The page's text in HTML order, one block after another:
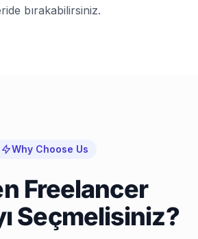
bırakabilirsiniz.
Why Choose Us
Freelancer
Seçmelisiniz?